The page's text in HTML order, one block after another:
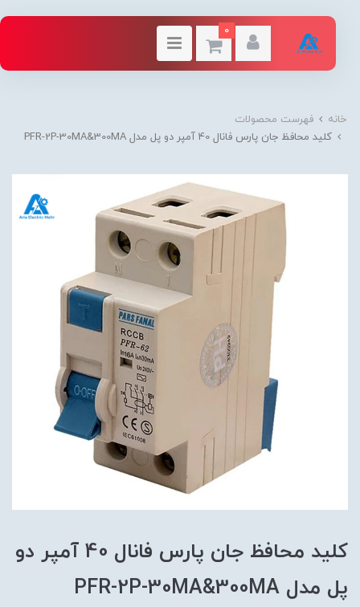
0
خانه
فهرست محصولات
کلید محافظ جان پارس فانال 40 آمپر دو پل مدل PFR-2P-30MA&300MA
کلید محافظ جان پارس فانال 40 آمپر دو
پل مدل PFR-2P-30MA&300MA